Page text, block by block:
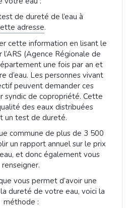
de dureté de l’eau à
adresse.
cette information en lisant le
(Agence Régionale de
une fois par an et
d’eau. Les personnes vivant
peuvent demander ces
syndic de copropriété. Cette
des eaux distribuées
un test de dureté.
commune de plus de 3 500
un rapport annuel sur le prix
et donc également vous
renseigner.
vous permet d’avoir une
dureté de votre eau, voici la
méthode :